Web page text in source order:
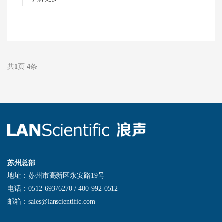
共1 页 4条
苏州总部
地址：苏州市高新区永安路19号
电话：0512-69376270 / 400-992-0512
邮箱：sales@lanscientific.com